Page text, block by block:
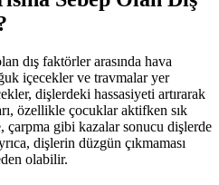
dış faktörler arasında hava
içecekler ve travmalar yer
dişlerdeki hassasiyeti artırarak
özellikle çocuklar aktifken sık
çarpma gibi kazalar sonucu dişlerde
dişlerin düzgün çıkmaması
olabilir.